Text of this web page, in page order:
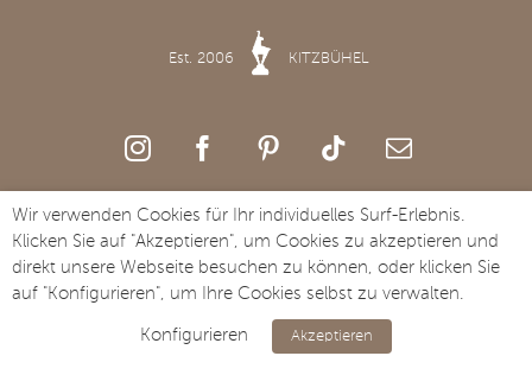
Eine Wohnung aus den
vom Münchner Studio
und in ein stylisches
Zuhause verwandelt.
Est. 2006 KITZBÜHEL
Copyright Streifzug Media GmbH · St. Johanner Straße 49a · A-6370
Kitzbühel · Tel. +43 5356 73117
Wir verwenden Cookies für Ihr individuelles Surf-Erlebnis.
Klicken Sie auf "Akzeptieren", um Cookies zu akzeptieren und
direkt unsere Webseite besuchen zu können, oder klicken Sie
auf "Konfigurieren", um Ihre Cookies selbst zu verwalten.
Konfigurieren Akzeptieren